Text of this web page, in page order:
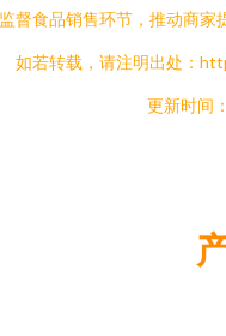
督食品销售环节，推动商家
如若转载，请注明出处：
更新时间